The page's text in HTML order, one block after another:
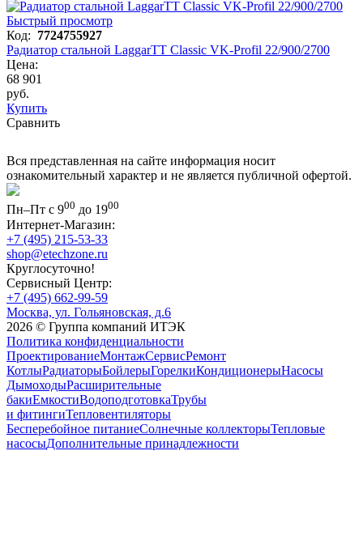
Быстрый просмотр
Код: 7724755927
Радиатор стальной LaggarTT Classic VK-Profil 22/900/2700
Цена:
68 901
руб.
Купить
Сравнить
Вся представленная на сайте информация носит
ознакомительный характер и не является публичной офертой.
Пн–Пт с 900 до 1900
Интернет-Магазин:
+7 (495) 215-53-33
shop@etechzone.ru
Круглосуточно!
Сервисный Центр:
+7 (495) 662-99-59
Москва, ул. Гольяновская, д.6
2026 © Группа компаний ИТЭК
Политика конфиденциальности
ПроектированиеМонтажСервисРемонт
КотлыРадиаторыБойлерыГорелкиКондиционерыНасосы
ДымоходыРасширительные
бакиЕмкостиВодоподготовкаТрубы
и фитингиТепловентиляторы
Бесперебойное питаниеСолнечные коллекторыТепловые
насосыДополнительные принадлежности